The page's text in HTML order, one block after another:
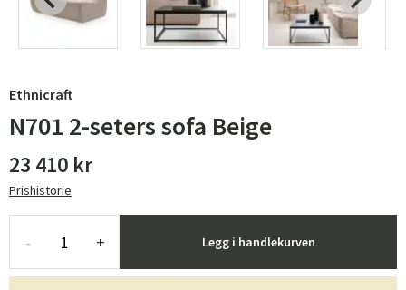
Ethnicraft
N701 2-seters sofa Beige
23 410 kr
Prishistorie
- + Legg i handlekurven